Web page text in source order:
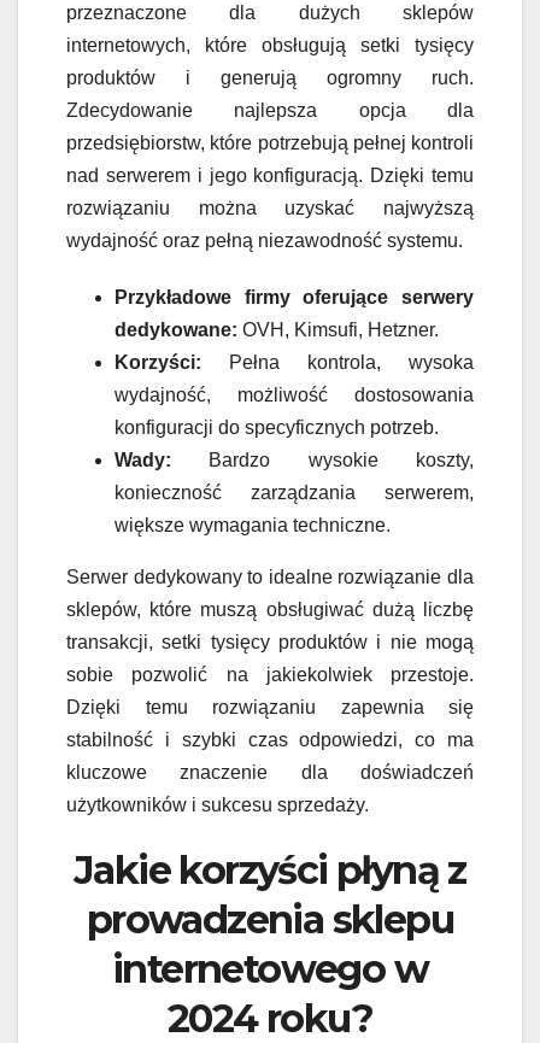
przeznaczone dla dużych sklepów
internetowych, które obsługują setki tysięcy
produktów i generują ogromny ruch.
Zdecydowanie najlepsza opcja dla
przedsiębiorstw, które potrzebują pełnej kontroli
nad serwerem i jego konfiguracją. Dzięki temu
rozwiązaniu można uzyskać najwyższą
wydajność oraz pełną niezawodność systemu.
Przykładowe firmy oferujące serwery
dedykowane: OVH, Kimsufi, Hetzner.
Korzyści: Pełna kontrola, wysoka
wydajność, możliwość dostosowania
konfiguracji do specyficznych potrzeb.
Wady: Bardzo wysokie koszty,
konieczność zarządzania serwerem,
większe wymagania techniczne.
Serwer dedykowany to idealne rozwiązanie dla
sklepów, które muszą obsługiwać dużą liczbę
transakcji, setki tysięcy produktów i nie mogą
sobie pozwolić na jakiekolwiek przestoje.
Dzięki temu rozwiązaniu zapewnia się
stabilność i szybki czas odpowiedzi, co ma
kluczowe znaczenie dla doświadczeń
użytkowników i sukcesu sprzedaży.
Jakie korzyści płyną z
prowadzenia sklepu
internetowego w
2024 roku?